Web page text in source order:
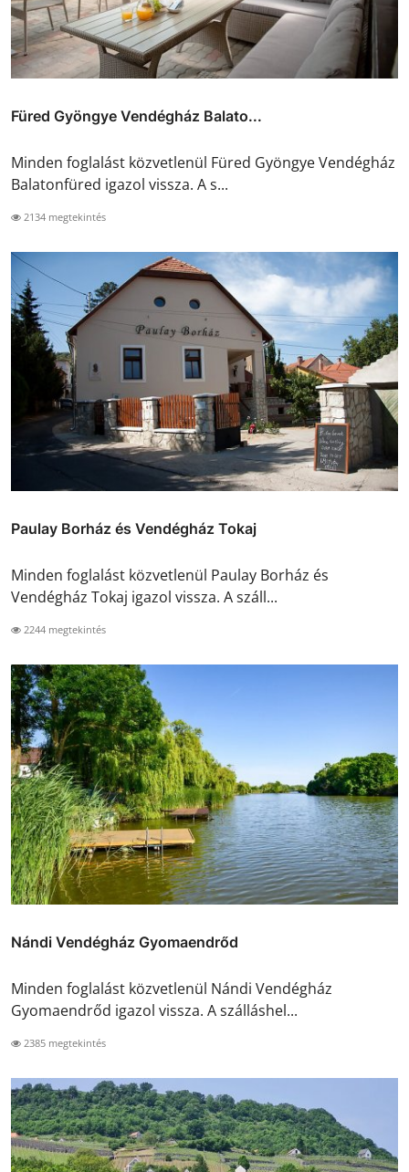
Füred Gyöngye Vendégház Balato...
Minden foglalást közvetlenül Füred Gyöngye Vendégház
Balatonfüred igazol vissza. A s...
2134 megtekintés
Paulay Borház és Vendégház Tokaj
Minden foglalást közvetlenül Paulay Borház és
Vendégház Tokaj igazol vissza. A száll...
2244 megtekintés
Nándi Vendégház Gyomaendrőd
Minden foglalást közvetlenül Nándi Vendégház
Gyomaendrőd igazol vissza. A szálláshel...
2385 megtekintés